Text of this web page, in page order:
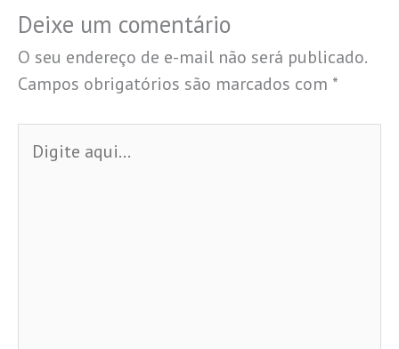
Deixe um comentário
O seu endereço de e-mail não será publicado.
Campos obrigatórios são marcados com *
aqui...